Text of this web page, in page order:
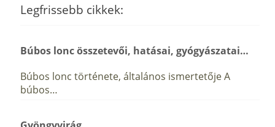
Legfrissebb cikkek:
Búbos lonc összetevői, hatásai, gyógyászatai…
Búbos lonc története, általános ismertetője A
búbos…